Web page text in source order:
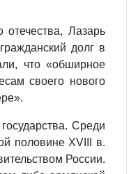
Лазарь
долг в
что «обширное
своего нового
Среди
половине XVIII в.
России.